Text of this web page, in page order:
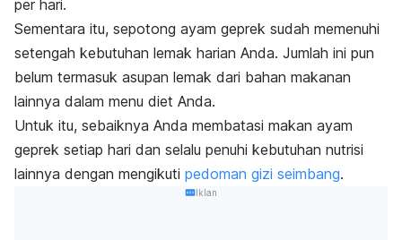
per hari.
Sementara itu, sepotong ayam geprek sudah memenuhi
setengah kebutuhan lemak harian Anda. Jumlah ini pun
belum termasuk asupan lemak dari bahan makanan
lainnya dalam menu diet Anda.
Untuk itu, sebaiknya Anda membatasi makan ayam
geprek setiap hari dan selalu penuhi kebutuhan nutrisi
lainnya dengan mengikuti pedoman gizi seimbang.
Iklan